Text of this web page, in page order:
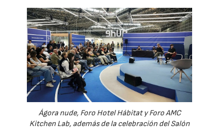
Ágora nude, Foro Hotel Hábitat y Foro AMC
Kitchen Lab, además de la celebración del Salón